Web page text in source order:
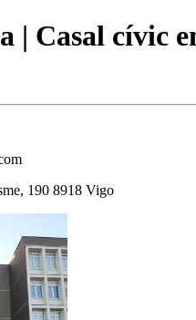
| Casal cívic
190 8918 Vigo